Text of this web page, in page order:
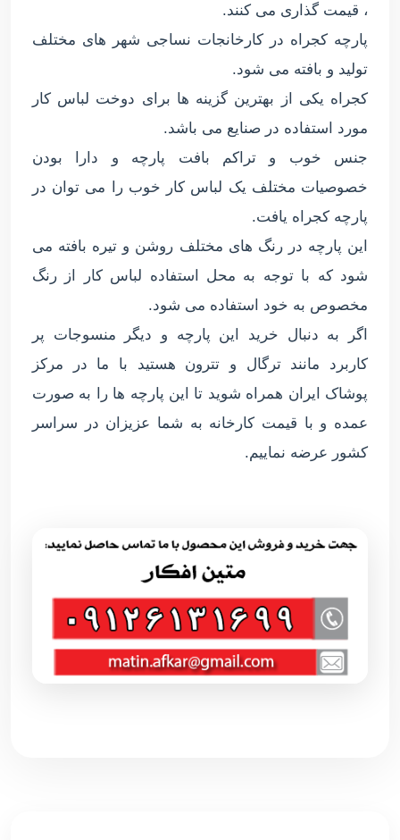
، قیمت گذاری می کنند.
پارچه کجراه در کارخانجات نساجی شهر های مختلف
تولید و بافته می شود.
کجراه یکی از بهترین گزینه ها برای دوخت لباس کار
مورد استفاده در صنایع می باشد.
جنس خوب و تراکم بافت پارچه و دارا بودن
خصوصیات مختلف یک لباس کار خوب را می توان در
پارچه کجراه یافت.
این پارچه در رنگ های مختلف روشن و تیره بافته می
شود که با توجه به محل استفاده لباس کار از رنگ
مخصوص به خود استفاده می شود.
اگر به دنبال خرید این پارچه و دیگر منسوجات پر
کاربرد مانند ترگال و تترون هستید با ما در مرکز
پوشاک ایران همراه شوید تا این پارچه ها را به صورت
عمده و با قیمت کارخانه به شما عزیزان در سراسر
کشور عرضه نماییم.